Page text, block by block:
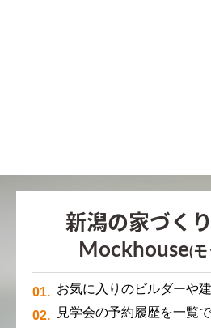
新潟の家づく
Mockhouse(モ
お気に入りのビルダーや
見学会の予約履歴を一覧